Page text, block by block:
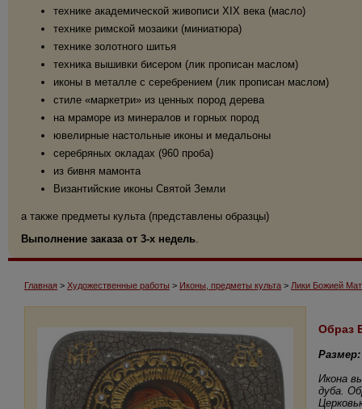
технике академической живописи XIX века (масло)
технике римской мозаики (миниатюра)
технике золотного шитья
техника вышивки бисером (лик прописан маслом)
иконы в металле с серебрением (лик прописан маслом)
стиле «маркетри» из ценных пород дерева
на мраморе из минералов и горных пород
ювелирные настольные иконы и медальоны
серебряных окладах (960 проба)
из бивня мамонта
Византийские иконы Святой Земли
а также предметы культа (представлены образцы)
Выполнение заказа от 3-х недель.
Главная > Художественные работы > Иконы, предметы культа > Лики Божией
Образ
Размер:
Икона
дуба.